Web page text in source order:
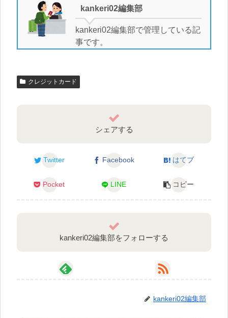
kankeri02編集部
kankeri02編集部で管理している記
事です。
クレジットカード
シェアする
Twitter Facebook はてブ
Pocket LINE コピー
kankeri02編集部をフォローする
kankeri02編集部